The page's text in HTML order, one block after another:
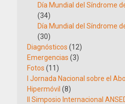
Día Mundial del Síndrome
(34)
Día Mundial del Síndrome
(30)
Diagnósticos (12)
Emergencias (3)
Fotos (11)
I Jornada Nacional sobre el
Hipermóvil (8)
II Simposio Internacional